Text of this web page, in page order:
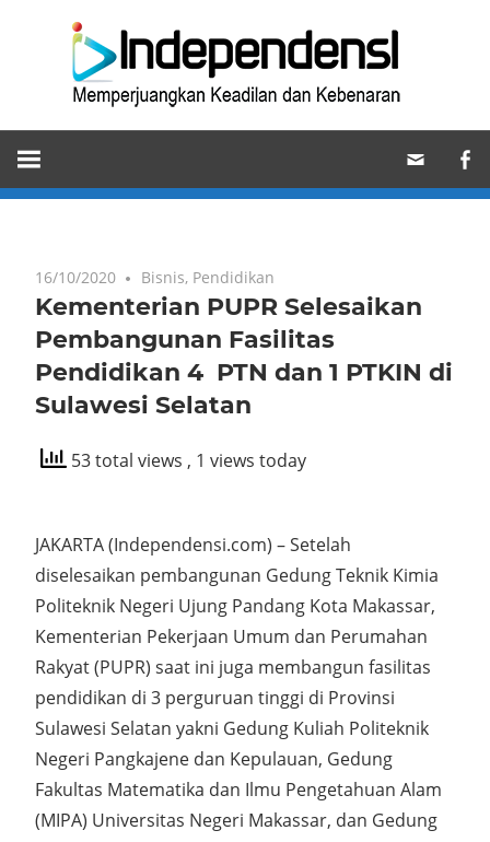
Memperjuangkan
Keadilan
dan
16/10/2020 Bisnis, Pendidikan
Kementerian PUPR Selesaikan
Pembangunan Fasilitas
Pendidikan 4 PTN dan 1 PTKIN di
Sulawesi Selatan
53 total views , 1 views today
JAKARTA (Independensi.com) – Setelah
diselesaikan pembangunan Gedung Teknik Kimia
Politeknik Negeri Ujung Pandang Kota Makassar,
Kementerian Pekerjaan Umum dan Perumahan
Rakyat (PUPR) saat ini juga membangun fasilitas
pendidikan di 3 perguruan tinggi di Provinsi
Sulawesi Selatan yakni Gedung Kuliah Politeknik
Negeri Pangkajene dan Kepulauan, Gedung
Fakultas Matematika dan Ilmu Pengetahuan Alam
(MIPA) Universitas Negeri Makassar, dan Gedung